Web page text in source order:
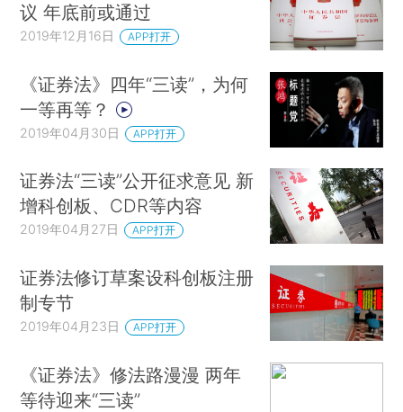
议 年底前或通过
2019年12月16日 APP打开
《证券法》四年“三读”，为何
一等再等？
2019年04月30日 APP打开
证券法“三读”公开征求意见 新
增科创板、CDR等内容
2019年04月27日 APP打开
证券法修订草案设科创板注册
制专节
2019年04月23日 APP打开
《证券法》修法路漫漫 两年
等待迎来“三读”